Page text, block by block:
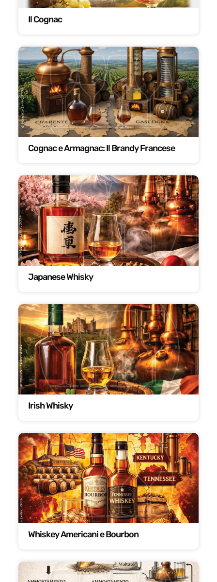
Il Cognac
Cognac e Armagnac: Il Brandy Francese
Japanese Whisky
Irish Whisky
Whiskey Americani e Bourbon